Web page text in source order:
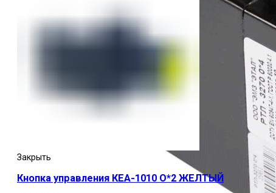
Закрыть
Кнопка управления КЕА-1010 О*2 ЖЕЛТЫЙ